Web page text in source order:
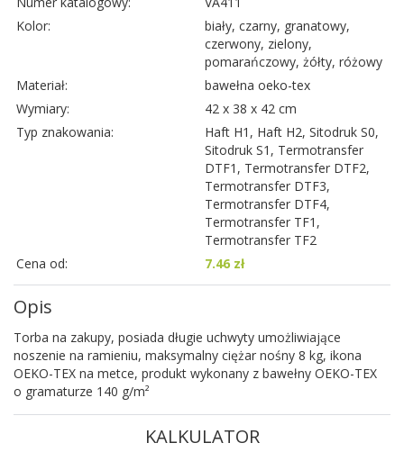
Kolor:
biały, czarny, granatowy,
czerwony, zielony,
pomarańczowy, żółty, różowy
Materiał:
bawełna oeko-tex
Wymiary:
42 x 38 x 42 cm
Typ znakowania:
Haft H1, Haft H2, Sitodruk S0,
Sitodruk S1, Termotransfer
DTF1, Termotransfer DTF2,
Termotransfer DTF3,
Termotransfer DTF4,
Termotransfer TF1,
Termotransfer TF2
Cena od:
7.46 zł
Opis
Torba na zakupy, posiada długie uchwyty umożliwiające
noszenie na ramieniu, maksymalny ciężar nośny 8 kg, ikona
OEKO-TEX na metce, produkt wykonany z bawełny OEKO-TEX
o gramaturze 140 g/m²
KALKULATOR